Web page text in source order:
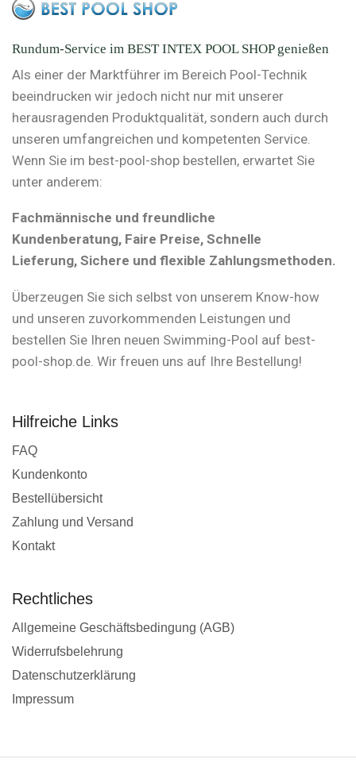
Rundum-Service im BEST INTEX POOL SHOP genießen
Als einer der Marktführer im Bereich Pool-Technik
beeindrucken wir jedoch nicht nur mit unserer
herausragenden Produktqualität, sondern auch durch
unseren umfangreichen und kompetenten Service.
Wenn Sie im best-pool-shop bestellen, erwartet Sie
unter anderem:
Fachmännische und freundliche
Kundenberatung, Faire Preise, Schnelle
Lieferung, Sichere und flexible Zahlungsmethoden.
Überzeugen Sie sich selbst von unserem Know-how
und unseren zuvorkommenden Leistungen und
bestellen Sie Ihren neuen Swimming-Pool auf best-
pool-shop.de. Wir freuen uns auf Ihre Bestellung!
Hilfreiche Links
FAQ
Kundenkonto
Bestellübersicht
Zahlung und Versand
Kontakt
Rechtliches
Allgemeine Geschäftsbedingung (AGB)
Widerrufsbelehrung
Datenschutzerklärung
Impressum